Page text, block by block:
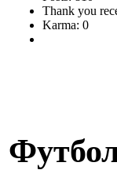
Thank you
Karma: 0